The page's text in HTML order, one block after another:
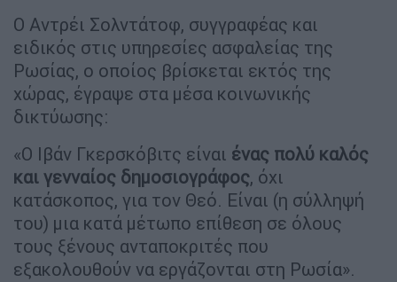
Ο Αντρέι Σολντάτοφ, συγγραφέας και
ειδικός στις υπηρεσίες ασφαλείας της
Ρωσίας, ο οποίος βρίσκεται εκτός της
χώρας, έγραψε στα μέσα κοινωνικής
δικτύωσης:
«Ο Ιβάν Γκερσκόβιτς είναι ένας πολύ καλός
και γενναίος δημοσιογράφος, όχι
κατάσκοπος, για τον Θεό. Είναι (η σύλληψή
του) μια κατά μέτωπο επίθεση σε όλους
τους ξένους ανταποκριτές που
εξακολουθούν να εργάζονται στη Ρωσία».